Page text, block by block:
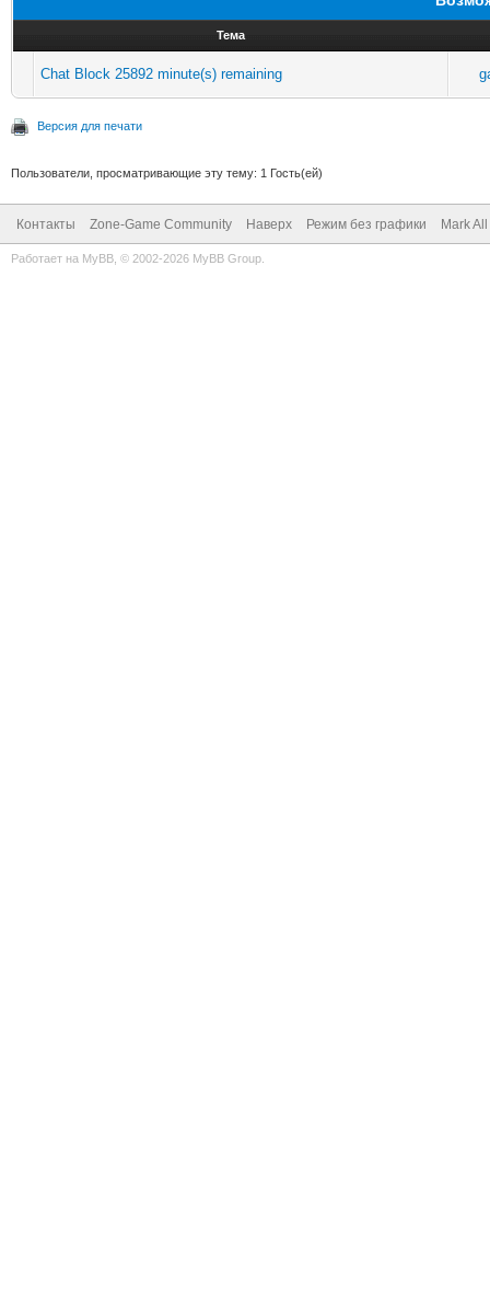
Тема
Chat Block 25892 minute(s) remaining
Версия для печати
Пользователи, просматривающие эту тему: 1 Гость(ей)
Контакты Zone-Game Community Наверх Режим без графики Mark
Работает на MyBB , © 2002-2026 MyBB Group